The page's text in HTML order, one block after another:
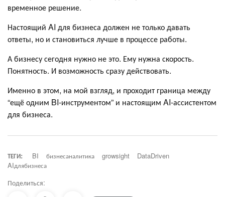
временное решение.
Настоящий AI для бизнеса должен не только давать
ответы, но и становиться лучше в процессе работы.
А бизнесу сегодня нужно не это. Ему нужна скорость.
Понятность. И возможность сразу действовать.
Именно в этом, на мой взгляд, и проходит граница между
“ещё одним BI-инструментом” и настоящим AI-ассистентом
для бизнеса.
ТЕГИ: BI бизнесаналитика growsight
DataDriven
AIдлябизнеса
Поделиться: